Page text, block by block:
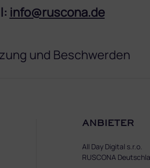
info@ruscona.de
und Beschwerden
ANBIETER
All Day Digital s.r.o.
RUSCONA